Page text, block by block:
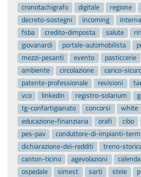
cronotachigrafo
digitale regione
decreto-sostegni
incoming
fsba
credito-dimposta salute
giovanardi
portale-automobilista
mezzi-pesanti
evento pasticcerie
ambiente
circolazione
carico-
patente-professionale
revisioni
vco
linkedin registro-solarium
tg-confartigianato
concorsi
white
educazione-finanziaria
orafi cibo
pes-pav
conduttore-di-impianti-
dichiarazione-dei-redditi
treno-
canton-ticino
agevolazioni
ospedale
simest sarti stele